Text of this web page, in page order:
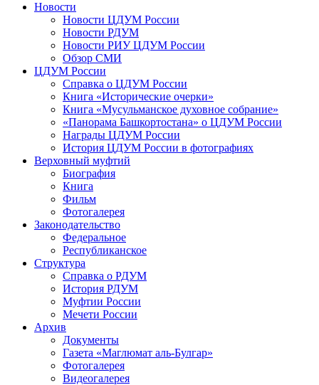
Новости
Новости ЦДУМ России
Новости РДУМ
Новости РИУ ЦДУМ России
Обзор СМИ
ЦДУМ России
Справка о ЦДУМ России
Книга «Исторические очерки»
Книга «Мусульманское духовное собрание»
«Панорама Башкортостана» о ЦДУМ России
Награды ЦДУМ России
История ЦДУМ России в фотографиях
Верховный муфтий
Биография
Книга
Фильм
Фотогалерея
Законодательство
Федеральное
Республиканское
Структура
Справка о РДУМ
История РДУМ
Муфтии России
Мечети России
Архив
Документы
Газета «Маглюмат аль-Булгар»
Фотогалерея
Видеогалерея